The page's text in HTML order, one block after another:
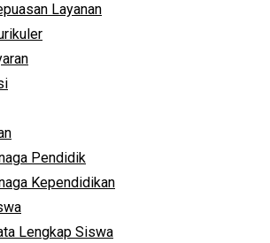
Layanan
Pendidik
Kependidikan
Lengkap Siswa